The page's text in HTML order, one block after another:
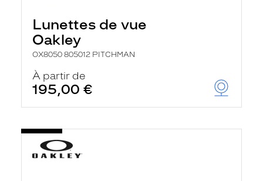
Lunettes de vue
Oakley
OX8050 805012 PITCHMAN
À partir de
195,00 €